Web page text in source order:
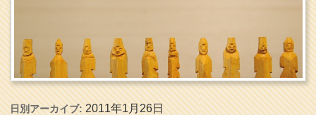
日別アーカイブ:2011年1月26日